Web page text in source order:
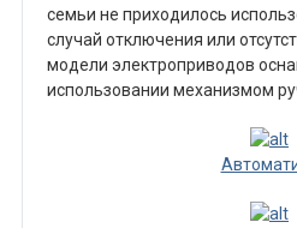
семьи не приходилось
случай отключения или
модели электроприводов
использовании механизмом